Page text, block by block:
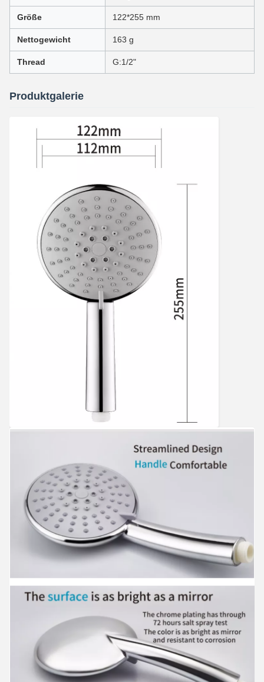
Größe 122*255 mm
Nettogewicht 163 g
Thread G:1/2"
Produktgalerie